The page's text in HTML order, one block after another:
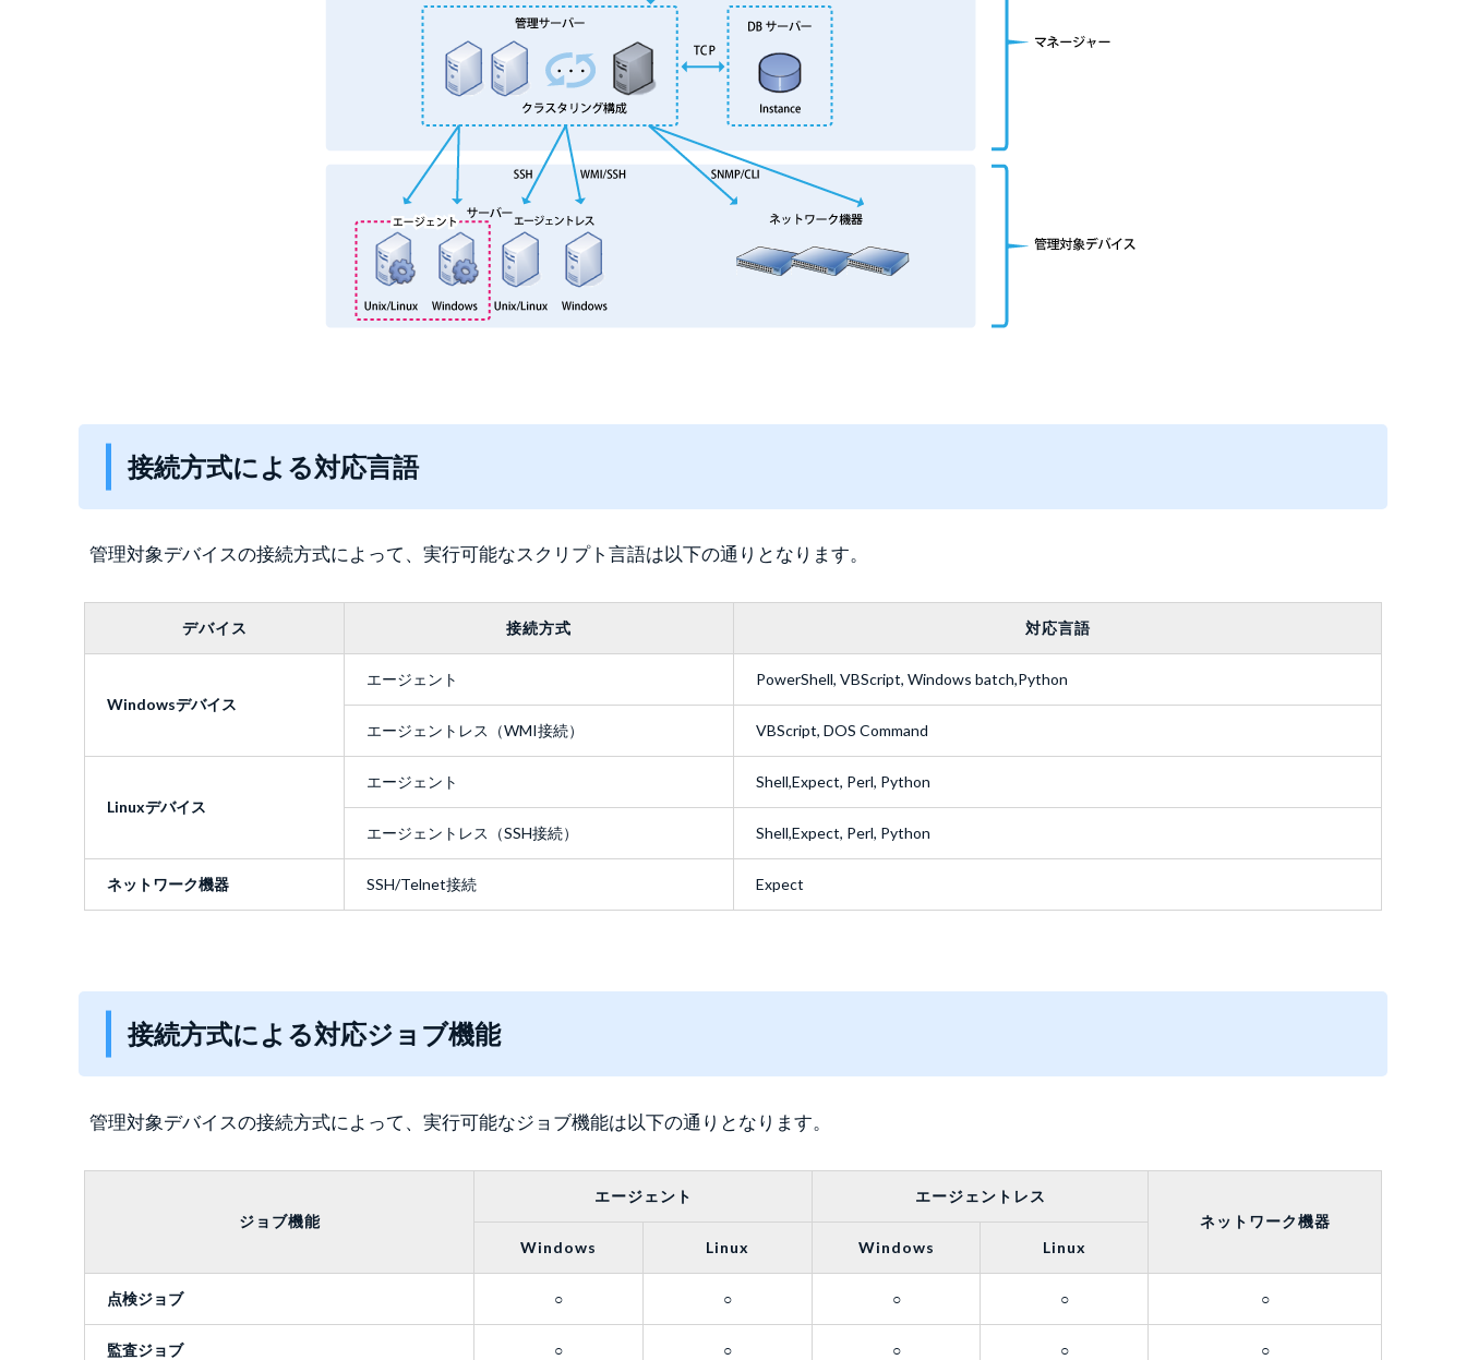
接続方式による対応言語
管理対象デバイスの接続方式によって、実行可能なスクリプト言語は以下の通りとなります。
デバイス 接続方式 対応言語
Windowsデバイス
エージェント PowerShell, VBScript, Windows batch,Python
エージェントレス（WMI接続） VBScript, DOS Command
Linuxデバイス
エージェント Shell,Expect, Perl, Python
エージェントレス（SSH接続） Shell,Expect, Perl, Python
ネットワーク機器 SSH/Telnet接続 Expect
接続方式による対応ジョブ機能
管理対象デバイスの接続方式によって、実行可能なジョブ機能は以下の通りとなります。
ジョブ機能
エージェント
エージェントレス
ネットワーク機器
Windows
Linux Windows Linux
点検ジョブ ○ ○ ○ ○ ○
監査ジョブ ○ ○ ○ ○ ○